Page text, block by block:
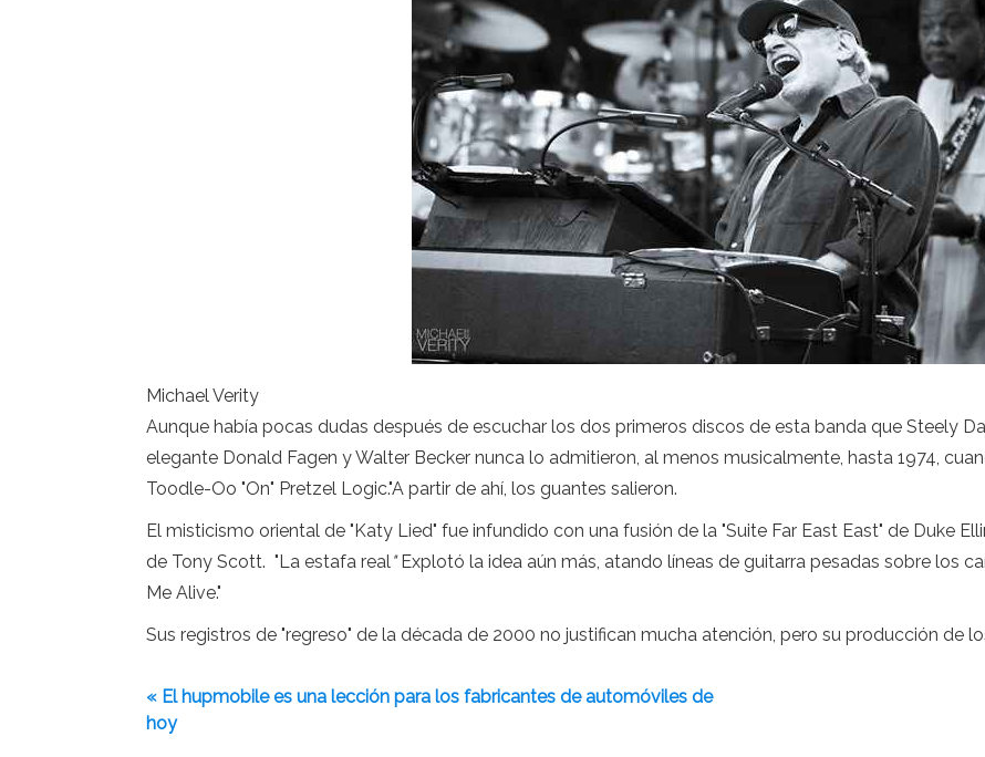
Michael Verity
Aunque había pocas dudas después de escuchar los dos primeros discos de esta banda que Steely
elegante Donald Fagen y Walter Becker nunca lo admitieron, al menos musicalmente, hasta 1974,
Toodle-Oo "On" Pretzel Logic."A partir de ahí, los guantes salieron.
El misticismo oriental de "Katy Lied" fue infundido con una fusión de la "Suite Far East East" de Duke
de Tony Scott. "La estafa real"Explotó la idea aún más, atando líneas de guitarra pesadas sobre los
Me Alive."
Sus registros de "regreso" de la década de 2000 no justifican mucha atención, pero su producción de
« El hupmobile es una lección para los fabricantes de automóviles de
hoy